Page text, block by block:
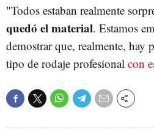
"Todos estaban realmente
quedó el material. Estamos
demostrar que, realmente, hay
tipo de rodaje profesional con